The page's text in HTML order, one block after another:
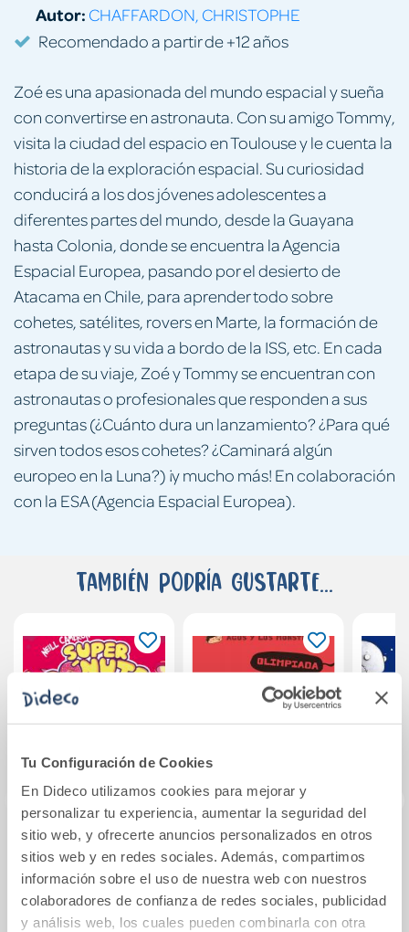
Tu Configuración de Cookies
En Dideco utilizamos cookies para mejorar y
personalizar tu experiencia, aumentar la seguridad del
sitio web, y ofrecerte anuncios personalizados en otros
sitios web y en redes sociales. Además, compartimos
información sobre el uso de nuestra web con nuestros
colaboradores de confianza de redes sociales, publicidad
y análisis web, los cuales pueden combinarla con otra
Zoé es una apasionada del mundo espacial y sueña
con convertirse en astronauta. Con su amigo Tommy,
visita la ciudad del espacio en Toulouse y le cuenta la
historia de la exploración espacial. Su curiosidad
conducirá a los dos jóvenes adolescentes a
diferentes partes del mundo, desde la Guayana
hasta Colonia, donde se encuentra la Agencia
Espacial Europea, pasando por el desierto de
Atacama en Chile, para aprender todo sobre
cohetes, satélites, rovers en Marte, la formación de
astronautas y su vida a bordo de la ISS, etc. En cada
etapa de su viaje, Zoé y Tommy se encuentran con
astronautas o profesionales que responden a sus
preguntas (¿Cuánto dura un lanzamiento? ¿Para qué
sirven todos esos cohetes? ¿Caminará algún
europeo en la Luna?) ¡y mucho más! En colaboración
con la ESA (Agencia Espacial Europea).
Autor: CHAFFARDON, CHRISTOPHE
Recomendado a partir de +12 años
También podría gustarte...
Superdónuts 2 -
¡Vaya liada!
13,95€
Olimpiada cultural
12,90€